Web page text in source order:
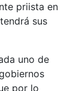
priista en
sus
uno de
por lo